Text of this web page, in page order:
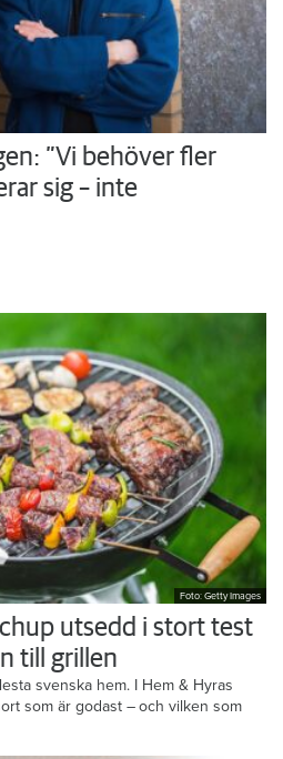
”Vi behöver fler
sig – inte
Foto: Getty Images
utsedd i stort test
till grillen
svenska hem. I Hem & Hyras
som är godast – och vilken som